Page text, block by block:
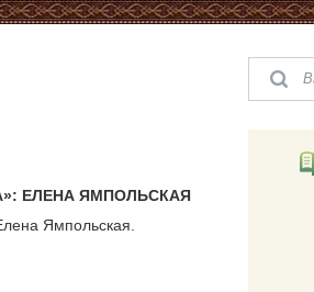
ЕЛЕНА ЯМПОЛЬСКАЯ
Ямпольская.